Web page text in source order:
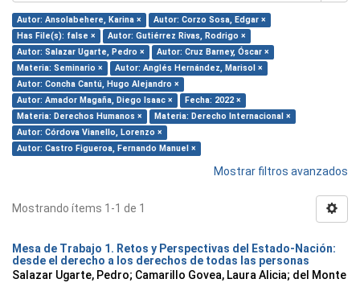
Autor: Ansolabehere, Karina ×
Autor: Corzo Sosa, Edgar ×
Has File(s): false ×
Autor: Gutiérrez Rivas, Rodrigo ×
Autor: Salazar Ugarte, Pedro ×
Autor: Cruz Barney, Óscar ×
Materia: Seminario ×
Autor: Anglés Hernández, Marisol ×
Autor: Concha Cantú, Hugo Alejandro ×
Autor: Amador Magaña, Diego Isaac ×
Fecha: 2022 ×
Materia: Derechos Humanos ×
Materia: Derecho Internacional ×
Autor: Córdova Vianello, Lorenzo ×
Autor: Castro Figueroa, Fernando Manuel ×
Mostrar filtros avanzados
Mostrando ítems 1-1 de 1
Mesa de Trabajo 1. Retos y Perspectivas del Estado-Nación:
desde el derecho a los derechos de todas las personas
Salazar Ugarte, Pedro; Camarillo Govea, Laura Alicia; del Monte